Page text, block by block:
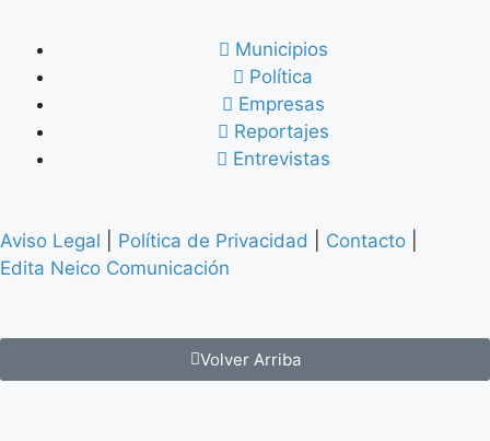
Municipios
Política
Empresas
Reportajes
Entrevistas
Aviso Legal Política de Privacidad Contacto
Edita Neico Comunicación
Volver Arriba